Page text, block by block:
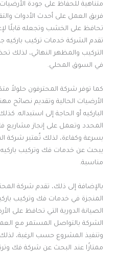
متناهية للحفاظ على جودة
فريق العمل على أحدث الأدوات
تحافظ على الخشب وتجعله قابلًا
تقدم الشركة خدمات تركيب باركيه
التركيب والمظهر النهائي، لذلك
في السوق المحلي.
كما توفر شركة المحترفون حلولاً
الأرضيات الحالية وتقديم نصائح
الباركيه أو الحاجة إلى استبداله.
المحدد وتعمل على إنجاز مشاريع
بسرعة وكفاءة، لذلك تُعتبر شركة
يبحث عن خدمات فك وتركيب
مناسبة.
بالإضافة إلى ذلك، تقدم شركة
المنجزة في خدمات فك وتركيب
الصيانة الدورية التي تحافظ على
الشركة بالتواصل المستمر مع
وتنفيذ المشروع حسب الرغبة، لذلك
ممتازًا عند البحث عن شركة فك